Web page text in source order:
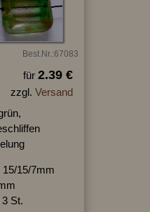
Best.Nr.:67083
für 2.39 €
zzgl. Versand
15/15/7mm
St.